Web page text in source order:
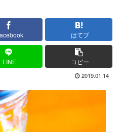
はてブ
LINE コピー
2019.01.14